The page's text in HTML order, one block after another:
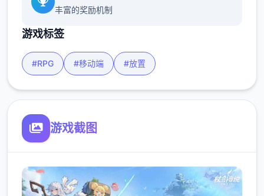
丰富的奖励机制
游戏标签
#RPG #移动端 #放置
游戏截图